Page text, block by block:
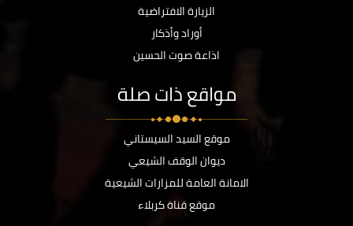
الزيارة الافتراضية
أوراد وأذكار
اذاعة صوت الحسين
مواقع ذات صلة
موقع السيد السيستاني
ديوان الوقف الشيعي
الامانة العامة للمزارات الشيعية
موقع قناة كربلاء